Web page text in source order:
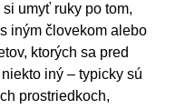
umyť ruky po tom,
iným človekom alebo
ktorých sa pred
iný – typicky sú
prostriedkoch,